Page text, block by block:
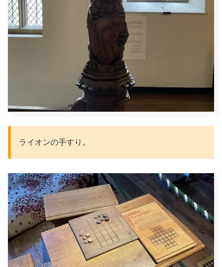
ライオンの手すり。